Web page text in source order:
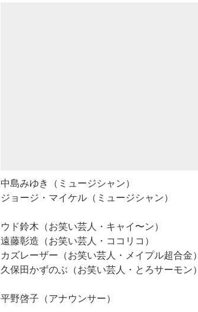
中島みゆき（ミュージシャン）
ジョージ・マイケル（ミュージシャン）
ウド鈴木（お笑い芸人・キャイ〜ン）
遠藤彰造（お笑い芸人・ココリコ）
カズレーザー（お笑い芸人・メイプル超合金）
久保田かずのぶ（お笑い芸人・とろサーモン）
平野啓子（アナウンサー）